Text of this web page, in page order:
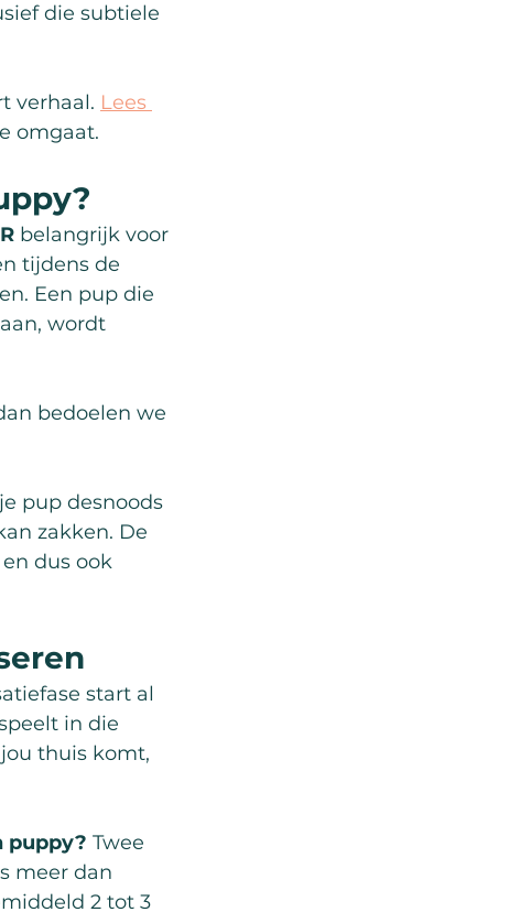
die subtiele
verhaal. Lees
omgaat.
belangrijk voor
tijdens de
Een pup die
wordt
bedoelen we
pup desnoods
zakken. De
dus ook
start al
in die
thuis komt,
puppy? Twee
meer dan
2 tot 3